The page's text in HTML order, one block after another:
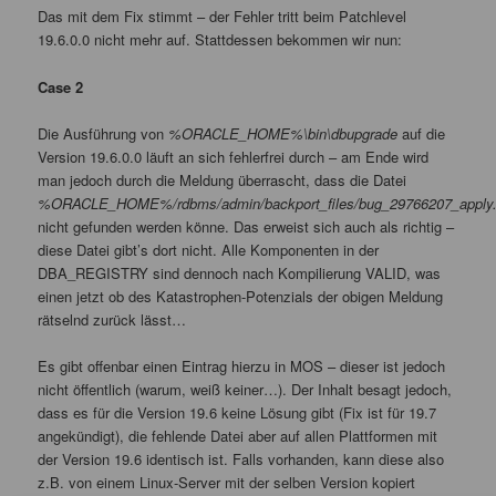
Das mit dem Fix stimmt – der Fehler tritt beim Patchlevel
19.6.0.0 nicht mehr auf. Stattdessen bekommen wir nun:
Case 2
Die Ausführung von %ORACLE_HOME%\bin\dbupgrade auf die
Version 19.6.0.0 läuft an sich fehlerfrei durch – am Ende wird
man jedoch durch die Meldung überrascht, dass die Datei
%ORACLE_HOME%/rdbms/admin/backport_files/
nicht gefunden werden könne. Das erweist sich auch als richtig –
diese Datei gibt’s dort nicht. Alle Komponenten in der
DBA_REGISTRY sind dennoch nach Kompilierung VALID, was
einen jetzt ob des Katastrophen-Potenzials der obigen Meldung
rätselnd zurück lässt…
Es gibt offenbar einen Eintrag hierzu in MOS – dieser ist jedoch
nicht öffentlich (warum, weiß keiner…). Der Inhalt besagt jedoch,
dass es für die Version 19.6 keine Lösung gibt (Fix ist für 19.7
angekündigt), die fehlende Datei aber auf allen Plattformen mit
der Version 19.6 identisch ist. Falls vorhanden, kann diese also
z.B. von einem Linux-Server mit der selben Version kopiert